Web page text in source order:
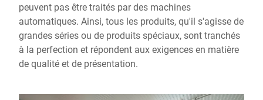
peuvent pas être traités par des machines
automatiques. Ainsi, tous les produits, qu'il s'agisse de
grandes séries ou de produits spéciaux, sont tranchés
à la perfection et répondent aux exigences en matière
de qualité et de présentation.